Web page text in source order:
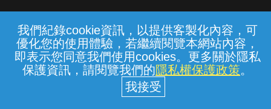
我們紀錄cookie資訊，以提供客製化內容，可
優化您的使用體驗，若繼續閱覽本網站內容，
即表示您同意我們使用cookies。更多關於隱私
保護資訊，請閱覽我們的隱私權保護政策。
常見問題 線上客服 服務條款 隱私權保護
中華電信股份有限公司個人家庭分公司
(統一編號：96979949) © 2026
{{notifyMsg}}